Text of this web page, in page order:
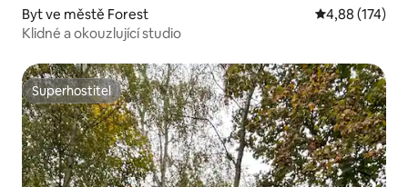
Byt ve městě Forest Průměrné
4,88 (174)
Klidné a okouzlující studio
Superhostitel
Superhostitel